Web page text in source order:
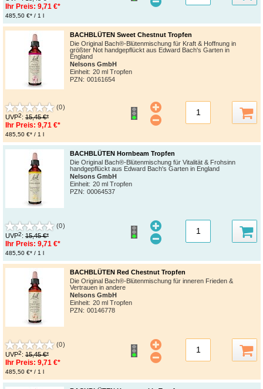
Ihr Preis: 9,71 €*
485,50 €* / 1 l
BACHBLÜTEN Sweet Chestnut Tropfen
Die Original Bach®-Blütenmischung für Kraft & Hoffnung in
größter Not handgepflückt aus Edward Bach's Garten in
England
Nelsons GmbH
Einheit: 20 ml Tropfen
PZN: 00161654
(0)
UVP2: 15,45 €*
Ihr Preis: 9,71 €*
485,50 €* / 1 l
BACHBLÜTEN Hornbeam Tropfen
Die Original Bach®-Blütenmischung für Vitalität & Frohsinn
handgepflückt aus Edward Bach's Garten in England
Nelsons GmbH
Einheit: 20 ml Tropfen
PZN: 00064537
(0)
UVP2: 15,45 €*
Ihr Preis: 9,71 €*
485,50 €* / 1 l
BACHBLÜTEN Red Chestnut Tropfen
Die Original Bach®-Blütenmischung für inneren Frieden &
Vertrauen in andere
Nelsons GmbH
Einheit: 20 ml Tropfen
PZN: 00146778
(0)
UVP2: 15,45 €*
Ihr Preis: 9,71 €*
485,50 €* / 1 l